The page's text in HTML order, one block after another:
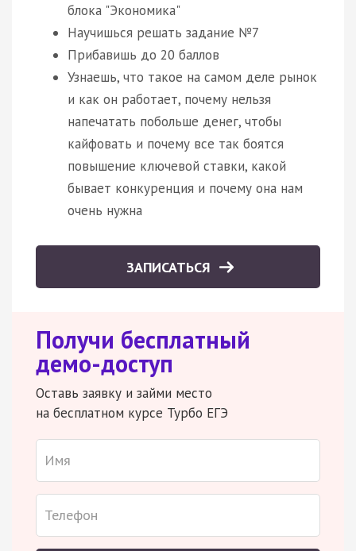
блока "Экономика"
Научишься решать задание №7
Прибавишь до 20 баллов
Узнаешь, что такое на самом деле рынок
и как он работает, почему нельзя
напечатать побольше денег, чтобы
кайфовать и почему все так боятся
повышение ключевой ставки, какой
бывает конкуренция и почему она нам
очень нужна
ЗАПИСАТЬСЯ
Получи бесплатный
демо-доступ
Оставь заявку и займи место
на бесплатном курсе Турбо ЕГЭ